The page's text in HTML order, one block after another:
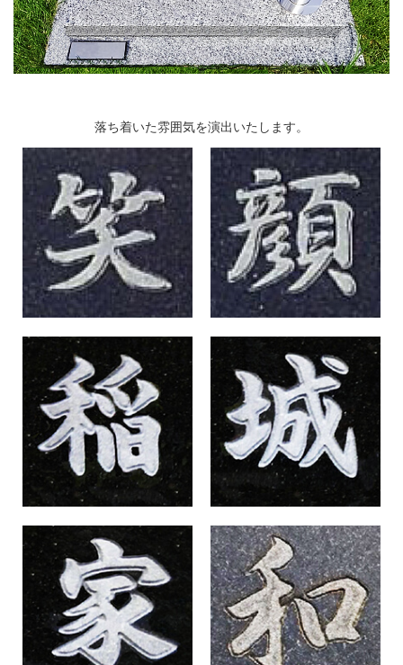
落ち着いた雰囲気を演出いたします。